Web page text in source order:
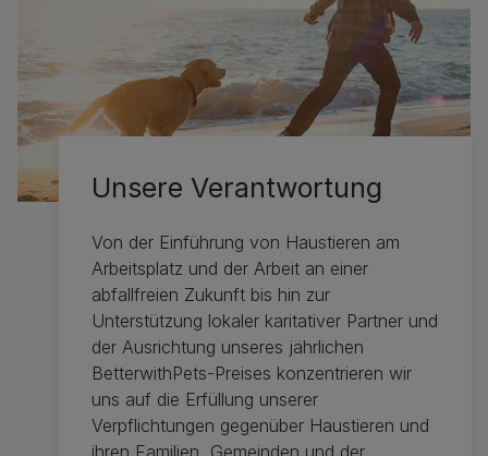
Unsere Verantwortung
Von der Einführung von Haustieren am
Arbeitsplatz und der Arbeit an einer
abfallfreien Zukunft bis hin zur
Unterstützung lokaler karitativer Partner und
der Ausrichtung unseres jährlichen
BetterwithPets-Preises konzentrieren wir
uns auf die Erfüllung unserer
Verpflichtungen gegenüber Haustieren und